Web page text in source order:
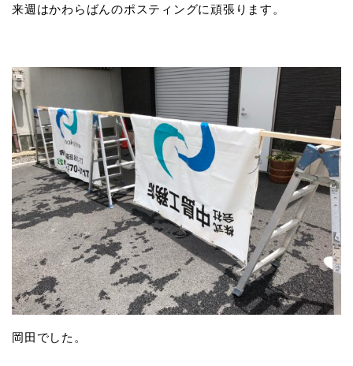
来週はかわらばんのポスティングに頑張ります。
岡田でした。